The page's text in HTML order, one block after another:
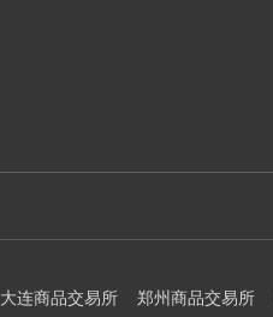
大连商品交易所 郑州商品交易所